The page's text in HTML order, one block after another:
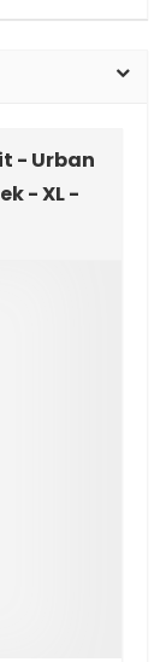
- Urban
- XL -